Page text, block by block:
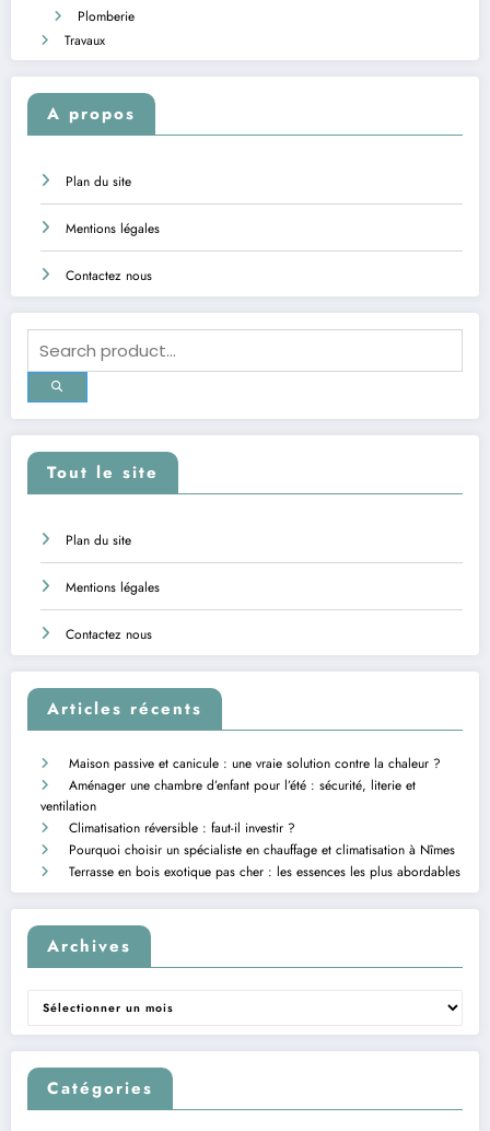
Plomberie
Travaux
A propos
Plan du site
Mentions légales
Contactez nous
Tout le site
Plan du site
Mentions légales
Contactez nous
Articles récents
Maison passive et canicule : une vraie solution contre la chaleur ?
Aménager une chambre d’enfant pour l’été : sécurité, literie et
ventilation
Climatisation réversible : faut-il investir ?
Pourquoi choisir un spécialiste en chauffage et climatisation à Nîmes
Terrasse en bois exotique pas cher : les essences les plus abordables
Archives
Archives
Catégories